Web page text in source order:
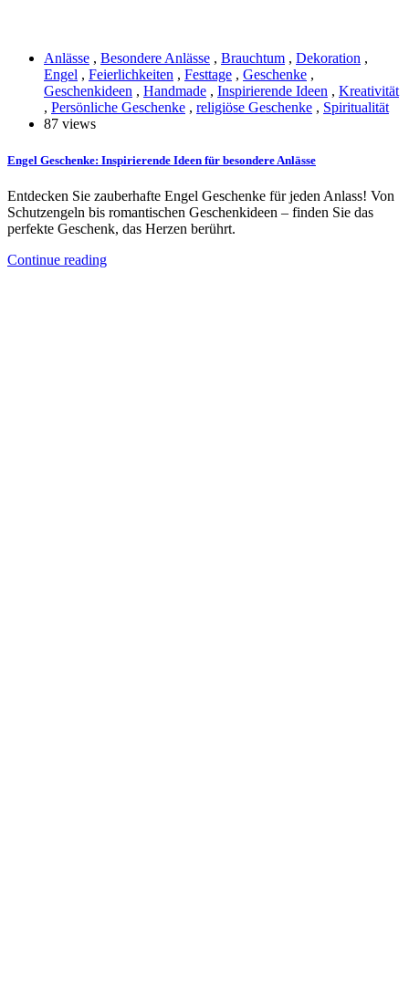
Anlässe , Besondere Anlässe , Brauchtum , Dekoration ,
Engel , Feierlichkeiten , Festtage , Geschenke ,
Geschenkideen , Handmade , Inspirierende Ideen , Kreativität
, Persönliche Geschenke , religiöse Geschenke , Spiritualität
87 views
Engel Geschenke: Inspirierende Ideen für besondere Anlässe
Entdecken Sie zauberhafte Engel Geschenke für jeden Anlass! Von
Schutzengeln bis romantischen Geschenkideen – finden Sie das
perfekte Geschenk, das Herzen berührt.
Continue reading